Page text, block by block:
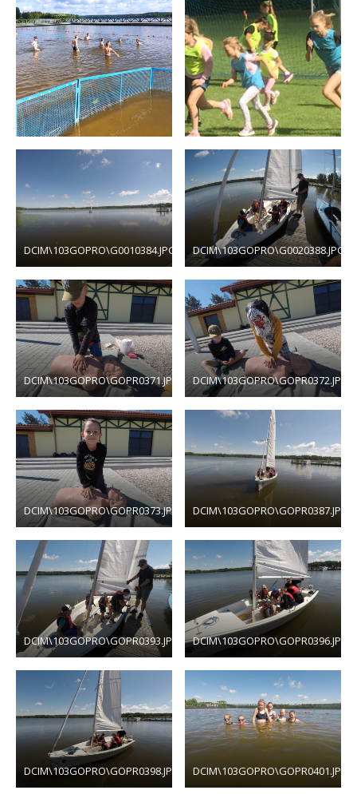
DCIM\103GOPRO\G0010384.JPG DCIM\103GOPRO\G0020388.JPG
DCIM\103GOPRO\GOPR0371.JPG DCIM\103GOPRO\GOPR0372.JPG
DCIM\103GOPRO\GOPR0373.JPG DCIM\103GOPRO\GOPR0387.JPG
DCIM\103GOPRO\GOPR0393.JPG DCIM\103GOPRO\GOPR0396.JPG
DCIM\103GOPRO\GOPR0398.JPG DCIM\103GOPRO\GOPR0401.JPG